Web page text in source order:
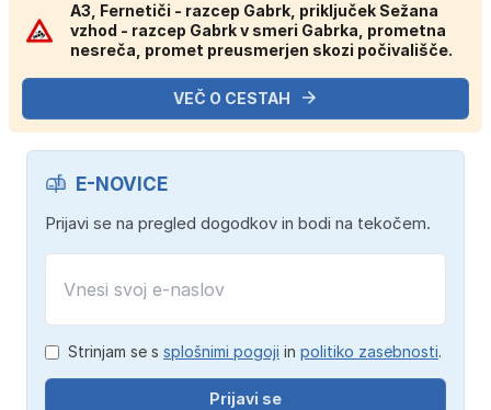
A3, Fernetiči - razcep Gabrk, priključek Sežana
vzhod - razcep Gabrk v smeri Gabrka, prometna
nesreča, promet preusmerjen skozi počivališče.
VEČ O CESTAH
E-NOVICE
Prijavi se na pregled dogodkov in bodi na tekočem.
Strinjam se s splošnimi pogoji in politiko zasebnosti.
Prijavi se